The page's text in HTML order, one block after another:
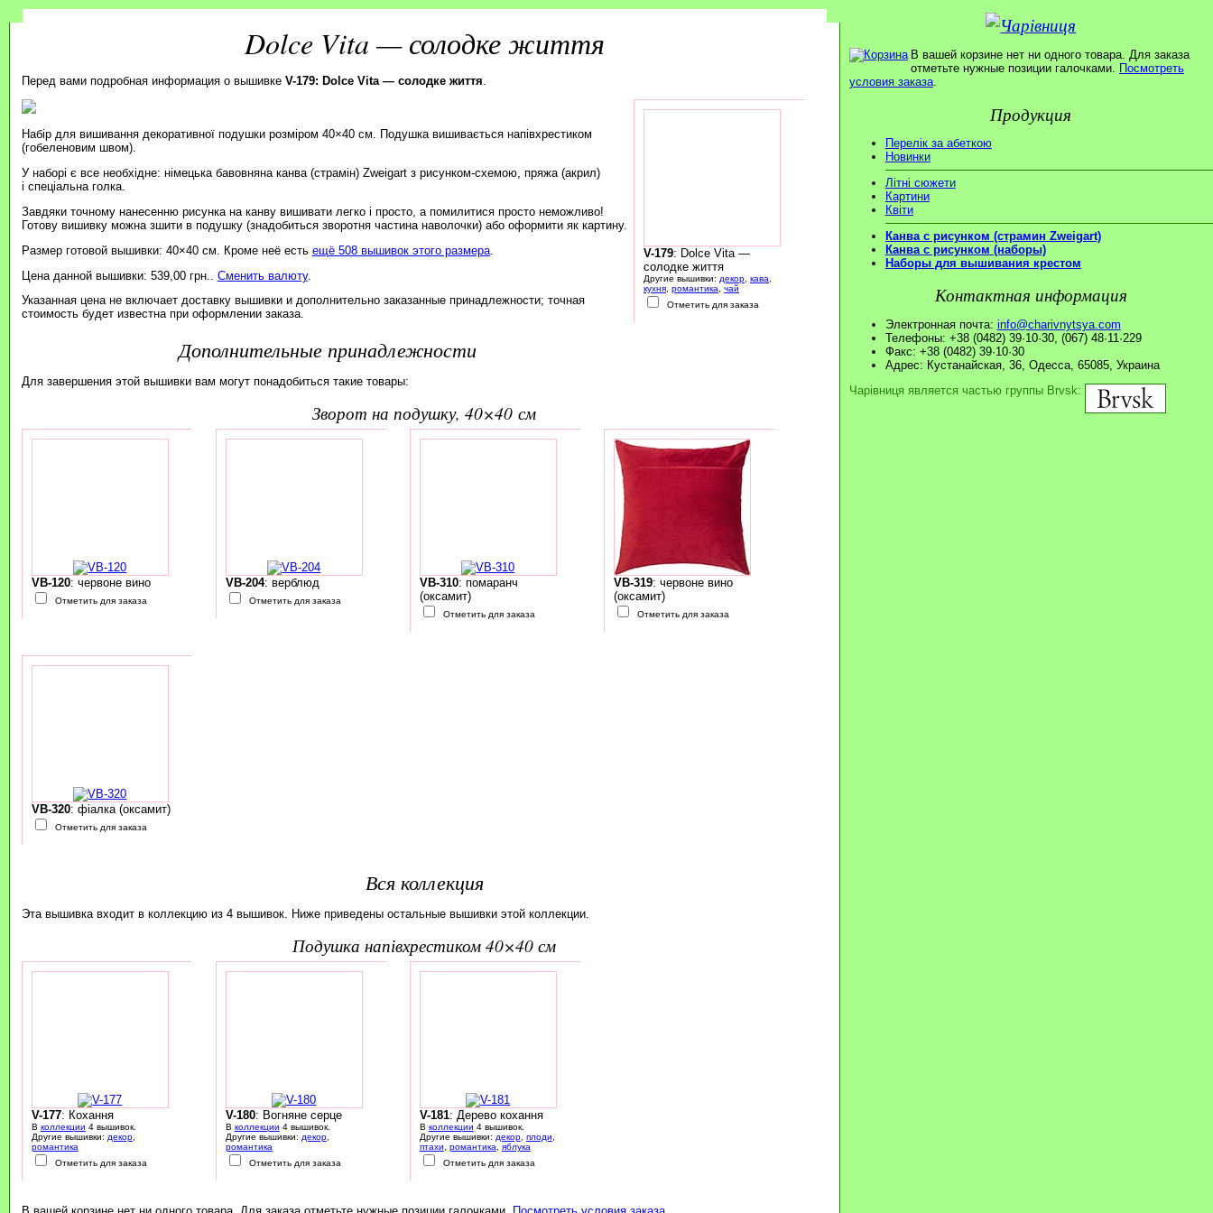
Dolce Vita — солодке життя
Перед вами подробная информация о вышивке V-179: Dolce Vita — солодке життя
V-179: Dolce Vita —
солодке життя
Другие вышивки: декор кава
кухня романтика
чай
Отметить для заказа
Набір для вишивання декоративної подушки розміром 40×40 см. Подушка вишивається напівхрестиком
(гобеленовим швом).
У наборі є все необхідне: німецька бавовняна канва (страмін) Zweigart з рисунком-схемою, пряжа (акрил)
і спеціальна голка.
Завдяки точному нанесенню рисунка на канву вишивати легко і просто, а помилитися просто неможливо!
Готову вишивку можна зшити в подушку (знадобиться зворотня частина наволочки) або оформити як картину.
Размер готовой вышивки: 40×40 см. Кроме неё есть ещё 508 вышивок этого размера.
Цена данной вышивки: 539,00 грн.. Сменить валюту.
Указанная цена не включает доставку вышивки и дополнительно заказанные принадлежности; точная
стоимость будет известна при оформлении заказа.
Дополнительные принадлежности
Для завершения этой вышивки вам могут понадобиться такие товары:
зворот на подушку, 40×40 см
VB-120: червоне вино
Отметить для заказа
VB-204: верблюд
Отметить для заказа
VB-310: помаранч
(оксамит)
Отметить для заказа
VB-319: червоне вино
(оксамит)
Отметить для заказа
VB-320: фіалка (оксамит)
Отметить для заказа
Вся коллекция
Эта вышивка входит в коллекцию из 4 вышивок. Ниже приведены остальные вышивки этой коллекции.
подушка напівхрестиком 40×40 см
V-177: Кохання
В коллекции 4 вышивок.
Другие вышивки: декор,
романтика
Отметить для заказа
V-180: Вогняне серце
В коллекции 4 вышивок.
Другие вышивки: декор,
романтика
Отметить для заказа
V-181: Дерево кохання
В коллекции 4 вышивок.
Другие вышивки: декор, плоди
птахи
романтика
яблука
Отметить для заказа
В вашей корзине нет ни одного товара. Для заказа
отметьте нужные позиции галочками. Посмотреть
условия заказа.
Продукция
Перелік за абеткою
Новинки
Літні сюжети
Картини
Квіти
Канва с рисунком (страмин Zweigart)
Канва с рисунком (наборы)
Наборы для вышивания крестом
Контактная информация
Электронная почта: info@charivnytsya.com
Телефоны: +38 (0482) 39·10·30, (067) 48·11·229
Факс: +38 (0482) 39·10·30
Адрес: Кустанайская, 36, Одесса, 65085, Украина
Чарівниця является частью группы Brvsk: